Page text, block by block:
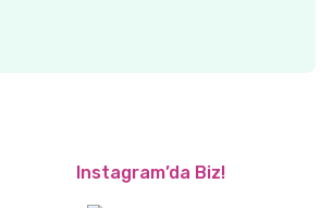
Instagram’da Biz!